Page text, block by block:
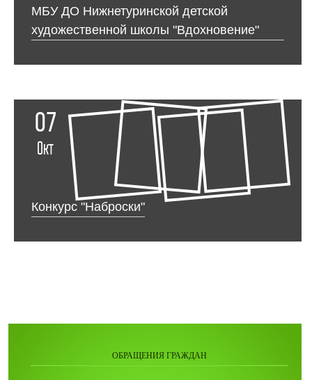
МБУ ДО Нижнетуринской детской
художественной школы "Вдохновение"
07
Окт
Конкурс "Наброски"
ОБРАЩЕНИЯ ГРАЖДАН